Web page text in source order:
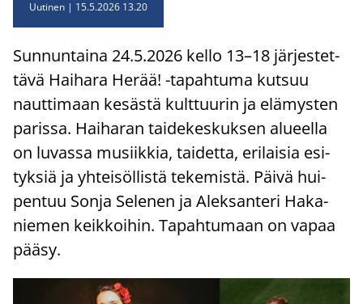
Uutinen 15.5.2026 13.20
Sun­nun­tai­na 24.5.2026 kello 13–18 jär­jes­tet­
tä­vä Hai­ha­ra Herää! -​tapahtuma kut­suu
naut­ti­maan ke­säs­tä kult­tuu­rin ja elä­mys­ten
pa­ris­sa. Hai­ha­ran tai­de­kes­kuk­sen alu­eel­la
on lu­vas­sa musiik­kia, tai­det­ta, eri­lai­sia esi­
tyk­siä ja yh­tei­söl­lis­tä te­ke­mis­tä. Päivä hui­
pen­tuu Sonja Se­le­nen ja Alek­san­te­ri Ha­ka­
nie­men keik­koi­hin. Ta­pah­tu­maan on vapaa
pääsy.